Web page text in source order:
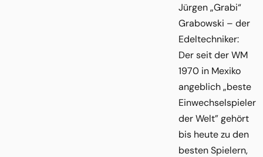
Jürgen „Grabi“
Grabowski – der
Edeltechniker:
Der seit der WM
1970 in Mexiko
angeblich „beste
Einwechselspieler
der Welt” gehört
bis heute zu den
besten Spielern,